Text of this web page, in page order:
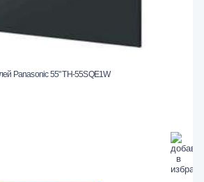
Panasonic 55" TH-55SQE1W